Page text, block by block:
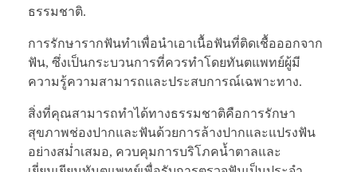
ธรรมชาติ.
การรักษารากฟันทำเพื่อนำเอาเนื้อฟันที่ติดเชื้อออกจาก
ฟัน, ซึ่งเป็นกระบวนการที่ควรทำโดยทันตแพทย์ผู้มี
ความรู้ความสามารถและประสบการณ์เฉพาะทาง.
สิ่งที่คุณสามารถทำได้ทางธรรมชาติคือการรักษา
สุขภาพช่องปากและฟันด้วยการล้างปากและแปรงฟัน
อย่างสม่ำเสมอ, ควบคุมการบริโภคน้ำตาลและ